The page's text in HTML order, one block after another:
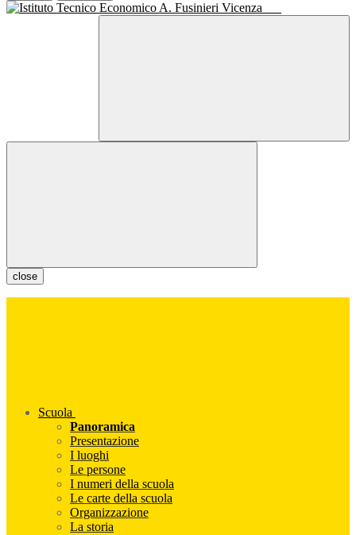
close
Scuola
Panoramica
Presentazione
I luoghi
Le persone
I numeri della scuola
Le carte della scuola
Organizzazione
La storia